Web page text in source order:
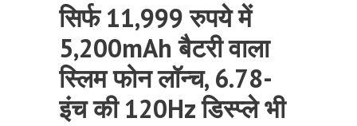
सिर्फ 11,999 रुपये में
5,200mAh बैटरी वाला
स्लिम फोन लॉन्च, 6.78-
इंच की 120Hz डिस्प्ले भी